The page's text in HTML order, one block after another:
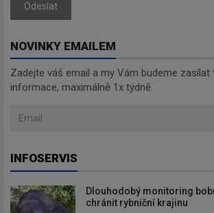
Odeslat
NOVINKY EMAILEM
Zadejte váš email a my Vám budeme zasílat
informace, maximálně 1x týdně.
INFOSERVIS
Dlouhodobý monitoring
chránit rybniční krajinu